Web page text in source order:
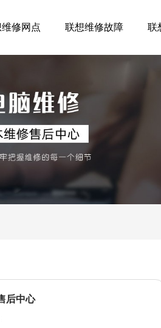
修网点 联想维修故障 联
后中心